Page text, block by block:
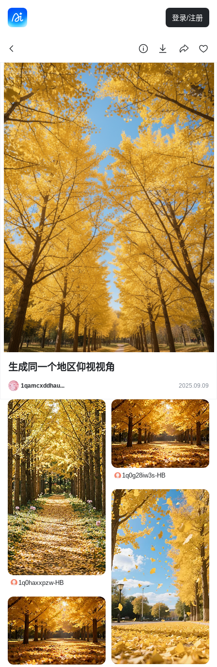
登录/注册
生成同一个地区仰视视角
1qamcxddhau... 2025.09.09
1q0haxxpzw-HB
1q0g28iw3s-HB